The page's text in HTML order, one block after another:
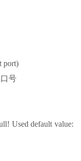
port)
号
default value: